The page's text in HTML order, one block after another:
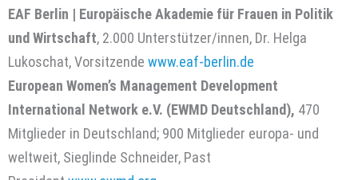
EAF Berlin | Europäische Akademie für Frauen in Politik
und Wirtschaft, 2.000 Unterstützer/innen, Dr. Helga
Lukoschat, Vorsitzende www.eaf-berlin.de
European Women’s Management Development
International Network e.V. (EWMD Deutschland), 470
Mitglieder in Deutschland; 900 Mitglieder europa- und
weltweit, Sieglinde Schneider, Past